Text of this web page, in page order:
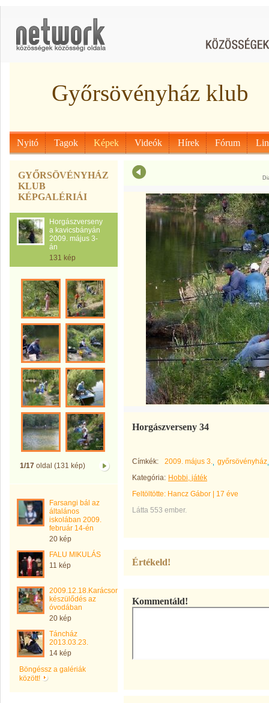
Győrsövényház klub
Nyitó Tagok Képek Videók Hírek Fórum
GYŐRSÖVÉNYHÁZ
KLUB
KÉPGALÉRIÁI
Horgászverseny
a kavicsbányán
2009. május 3-
án
131 kép
1/17oldal (131 kép)
Farsangi bál az
általános
iskolában 2009.
február 14-én
20 kép
FALU MIKULÁS
11 kép
2009.12.18.Karácsonyi
készülődés az
óvodában
20 kép
Táncház
2013.03.23.
14 kép
Böngéssz a galériák
között!
Horgászverseny 34
Címkék: 2009. május 3. győrsövényház
Kategória: Hobbi, játék
Feltöltötte: Hancz Gábor
17 éve
Látta 553 ember.
Értékeld!
Kommentáld!